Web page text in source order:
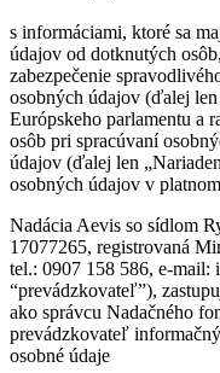
s informáciami, ktoré sa
údajov od dotknutých
zabezpečenie
osobných údajov (ďalej
Európskeho parlamentu a
osôb pri spracúvaní
údajov (ďalej len
osobných údajov v
Nadácia Aevis so sídlom
17077265, registrovaná
tel.: 0907 158 586, e-mail:
“prevádzkovateľ”),
ako správcu Nadačného
prevádzkovateľ
osobné údaje